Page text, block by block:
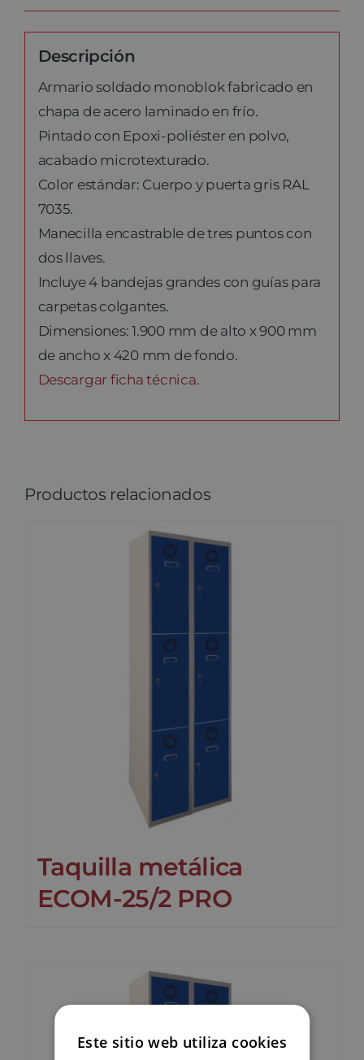
Descripción
Armario soldado monoblok fabricado en
chapa de acero laminado en frío.
Pintado con Epoxi-poliéster en polvo,
acabado microtexturado.
Color estándar: Cuerpo y puerta gris RAL
7035.
Manecilla encastrable de tres puntos con
dos llaves.
Incluye 4 bandejas grandes con guías para
carpetas colgantes.
Dimensiones: 1.900 mm de alto x 900 mm
de ancho x 420 mm de fondo.
Descargar ficha técnica.
Productos relacionados
Taquilla metálica
ECOM-25/2 PRO
Este sitio web utiliza cookies